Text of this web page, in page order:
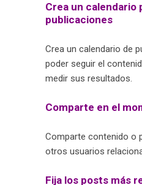
Crea un calendario
publicaciones
Crea un calendario de
poder seguir el
medir sus resultados.
Comparte en el
Comparte contenido o
otros usuarios
Fija los posts más